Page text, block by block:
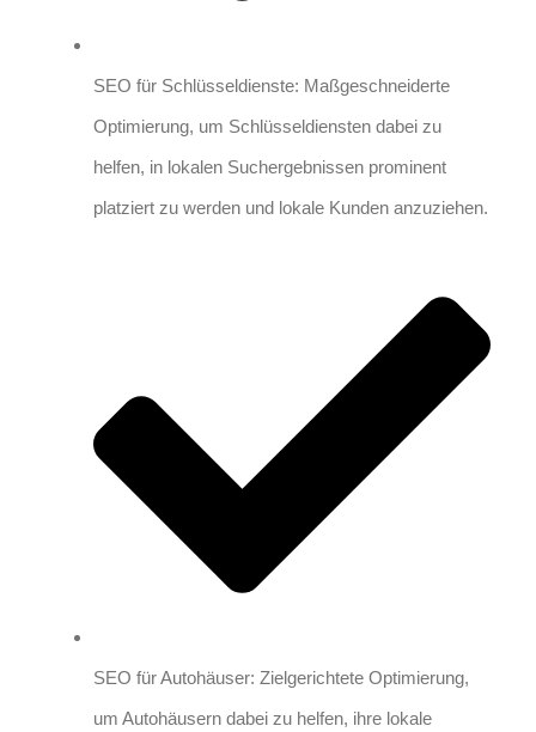
SEO für Schlüsseldienste: Maßgeschneiderte
Optimierung, um Schlüsseldiensten dabei zu
helfen, in lokalen Suchergebnissen prominent
platziert zu werden und lokale Kunden anzuziehen.
SEO für Autohäuser: Zielgerichtete Optimierung,
um Autohäusern dabei zu helfen, ihre lokale